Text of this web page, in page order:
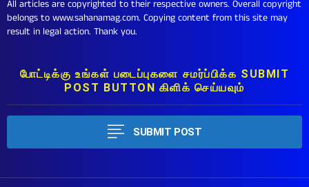
All articles are copyrighted to their respective owners. Overall copyright
belongs to www.sahanamag.com. Copying content from this site may
result in legal action. Thank you.
போட்டிக்கு உங்கள் படைப்புகளை சமர்ப்பிக்க SUBMIT
POST BUTTON கிளிக் செய்யவும்
SUBMIT POST